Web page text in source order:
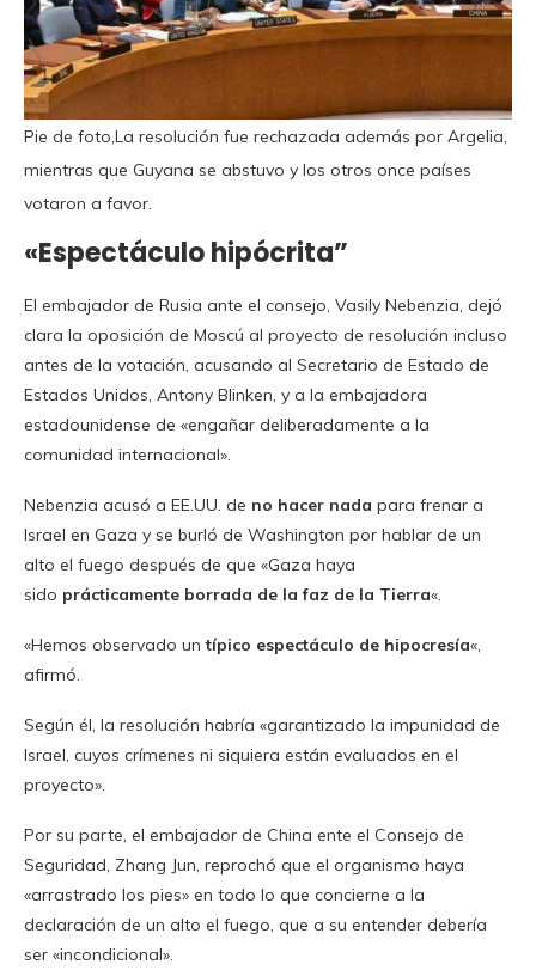
Pie de foto,La resolución fue rechazada además por Argelia,
mientras que Guyana se abstuvo y los otros once países
votaron a favor.
«Espectáculo hipócrita”
El embajador de Rusia ante el consejo, Vasily Nebenzia, dejó
clara la oposición de Moscú al proyecto de resolución incluso
antes de la votación, acusando al Secretario de Estado de
Estados Unidos, Antony Blinken, y a la embajadora
estadounidense de «engañar deliberadamente a la
comunidad internacional».
Nebenzia acusó a EE.UU. de no hacer nada para frenar a
Israel en Gaza y se burló de Washington por hablar de un
alto el fuego después de que «Gaza haya
sido prácticamente borrada de la faz de la Tierra«.
«Hemos observado untípico espectáculo de hipocresía«,
afirmó.
Según él, la resolución habría «garantizado la impunidad de
Israel, cuyos crímenes ni siquiera están evaluados en el
proyecto».
Por su parte, el embajador de China ente el Consejo de
Seguridad, Zhang Jun, reprochó que el organismo haya
«arrastrado los pies» en todo lo que concierne a la
declaración de un alto el fuego, que a su entender debería
ser «incondicional».